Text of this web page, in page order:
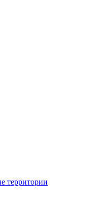
территории